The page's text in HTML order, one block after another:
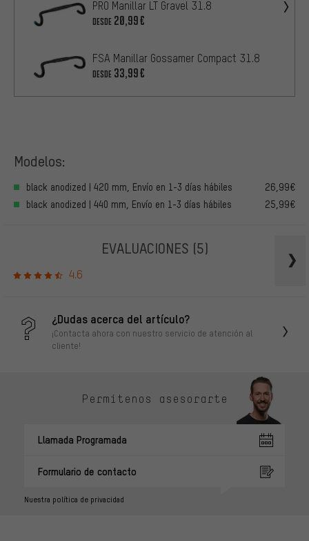
PRO Manillar LT Gravel 31.8
DESDE 20,99€
FSA Manillar Gossamer Compact 31.8
DESDE 33,99€
Modelos:
black anodized | 420 mm, Envío en 1-3 días hábiles
26,99€
black anodized | 440 mm, Envío en 1-3 días hábiles
25,99€
EVALUACIONES (5)
4.6
¿Dudas acerca del artículo?
¡Contacta ahora con nuestro servicio de atención al
cliente!
Permítenos asesorarte
Llamada Programada
Formulario de contacto
Nuestra política de privacidad